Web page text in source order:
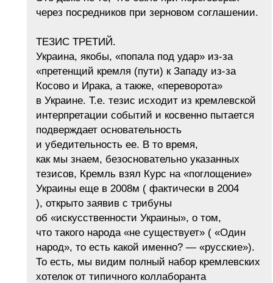
через посредников при зерновом соглашении.
ТЕЗИС ТРЕТИЙ.
Украина, якобы, «попала под удар» из-за
«претенщий кремля (пути) к Западу из-за
Косово и Ирака, а также, «переворота»
в Украине. Т.е. тезис исходит из кремлевской
интерпретации событий и косвенно пытается
подверждает основательность
и убедительность ее. В то время,
как мы знаем, безосновательно указанных
тезисов, Кремль взял Курс на «поглощение»
Украины еще в 2008м ( фактически в 2004
), открыто заявив с трибуны
об «искусственности Украины», о том,
что такого народа «не существует» ( «Один
народ», то есть какой именно? — «русские»).
То есть, мы видим полный набор кремлевских
хотелок от типичного коллаборанта